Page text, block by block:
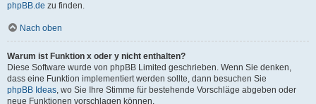
phpBB.de zu finden.
Nach oben
Warum ist Funktion x oder y nicht enthalten?
Diese Software wurde von phpBB Limited geschrieben. Wenn Sie denken,
dass eine Funktion implementiert werden sollte, dann besuchen Sie
phpBB Ideas, wo Sie Ihre Stimme für bestehende Vorschläge abgeben oder
neue Funktionen vorschlagen können.